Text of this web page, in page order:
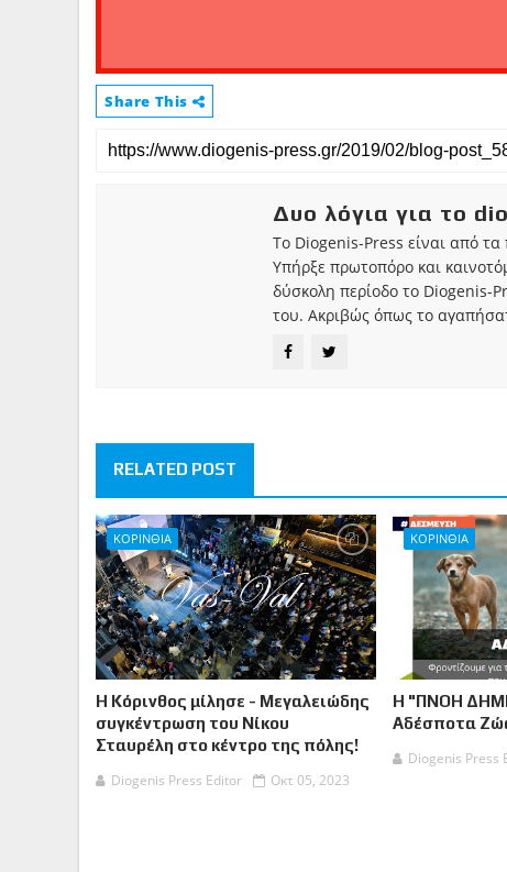
Share This
Δυο λόγια για το
Το Diogenis-Press είναι από
Υπήρξε πρωτοπόρο και
δύσκολη περίοδο το Diogenis-
του. Ακριβώς όπως το
RELATED POST
ΚΟΡΙΝΘΙΑ
Η Κόρινθος μίλησε - Μεγαλειώδης
συγκέντρωση του Νίκου
Σταυρέλη στο κέντρο της πόλης!
Diogenis Press Editor
Οκτ 05, 2023
ΚΟΡΙΝΘΙΑ
Η "ΠΝΟΗ
Αδέσποτα
Diogenis Press